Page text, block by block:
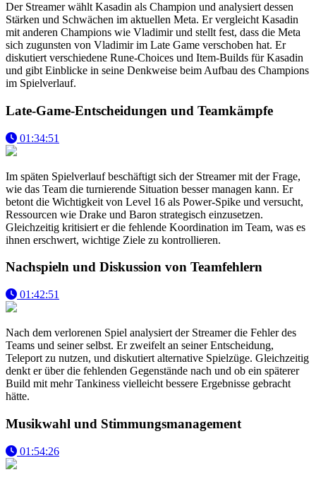
Der Streamer wählt Kasadin als Champion und analysiert dessen
Stärken und Schwächen im aktuellen Meta. Er vergleicht Kasadin
mit anderen Champions wie Vladimir und stellt fest, dass die Meta
sich zugunsten von Vladimir im Late Game verschoben hat. Er
diskutiert verschiedene Rune-Choices und Item-Builds für Kasadin
und gibt Einblicke in seine Denkweise beim Aufbau des Champions
im Spielverlauf.
Late-Game-Entscheidungen und Teamkämpfe
01:34:51
Im späten Spielverlauf beschäftigt sich der Streamer mit der Frage,
wie das Team die turnierende Situation besser managen kann. Er
betont die Wichtigkeit von Level 16 als Power-Spike und versucht,
Ressourcen wie Drake und Baron strategisch einzusetzen.
Gleichzeitig kritisiert er die fehlende Koordination im Team, was es
ihnen erschwert, wichtige Ziele zu kontrollieren.
Nachspieln und Diskussion von Teamfehlern
01:42:51
Nach dem verlorenen Spiel analysiert der Streamer die Fehler des
Teams und seiner selbst. Er zweifelt an seiner Entscheidung,
Teleport zu nutzen, und diskutiert alternative Spielzüge. Gleichzeitig
denkt er über die fehlenden Gegenstände nach und ob ein späterer
Build mit mehr Tankiness vielleicht bessere Ergebnisse gebracht
hätte.
Musikwahl und Stimmungsmanagement
01:54:26